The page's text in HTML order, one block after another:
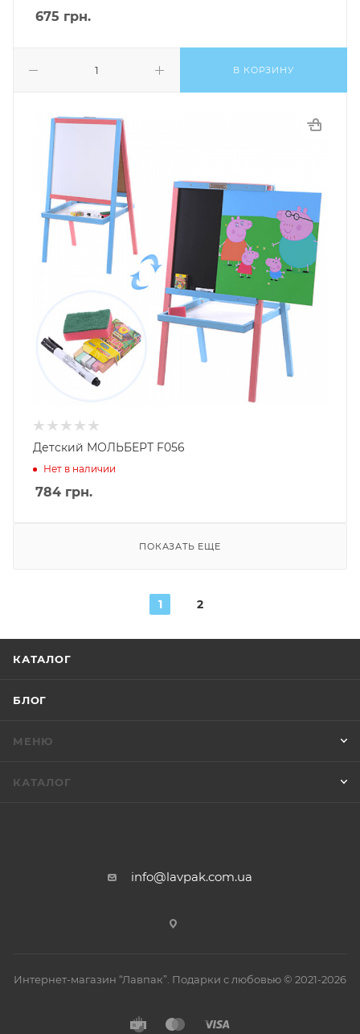
675 грн.
В КОРЗИНУ
Детский МОЛЬБЕРТ F056
Нет в наличии
784 грн.
ПОКАЗАТЬ ЕЩЕ
1 2
КАТАЛОГ
БЛОГ
МЕНЮ
КАТАЛОГ
info@lavpak.com.ua
Интернет-магазин “Лавпак”. Подарки с любовью © 2021-2026